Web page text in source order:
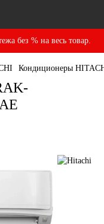
без % на весь товар.
Кондиционеры